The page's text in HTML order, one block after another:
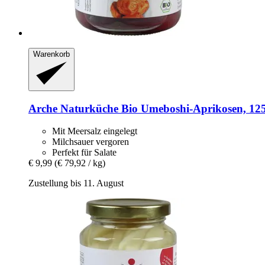
Warenkorb
Arche Naturküche Bio Umeboshi-​Aprikosen,
Mit Meersalz eingelegt
Milchsauer vergoren
Perfekt für Salate
€ 9,99 (€ 79,92 / kg)
Zustellung bis 11. August